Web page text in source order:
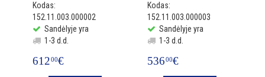
Kodas:
152.11.003.000002
Sandėlyje yra
1-3 d.d.
61200€
Kodas:
152.11.003.000003
Sandėlyje yra
1-3 d.d.
53600€